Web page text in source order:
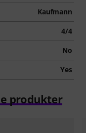
Kaufmann
4/4
No
Yes
produkter